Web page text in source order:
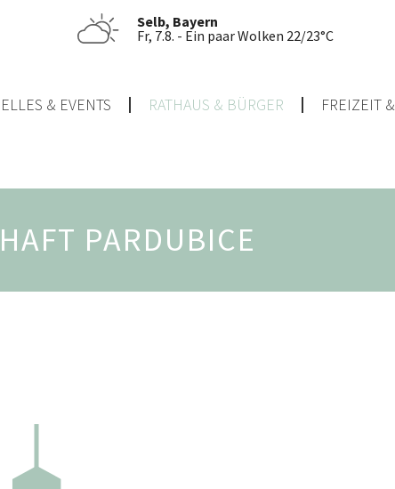
Selb, Bayern
Fr, 7.8. - Ein paar Wolken 22/23°C
& EVENTS RATHAUS & BÜRGER FREIZEIT
PARDUBICE